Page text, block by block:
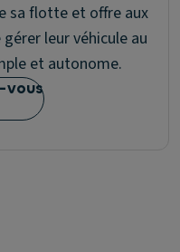
sa flotte et offre aux
leur véhicule au
et autonome.
vous